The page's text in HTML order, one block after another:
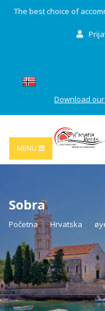
The best choice of
Download
MENU
Sobra
Početna Hrvatska